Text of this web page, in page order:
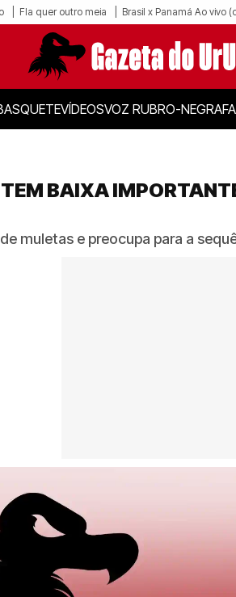
Fla quer outro meia Brasil x Panamá Ao vivo
VÍDEOSVOZ RUBRO-NEGRA
BAIXA
muletas e preocupa para a